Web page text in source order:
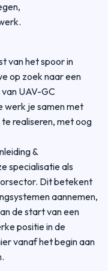
van het spoor in
op zoek naar een
UAV-GC
werk je samen met
realiseren, met oog
&
specialisatie als
Dit betekent
aannemen,
de start van een
positie in de
vanaf het begin aan